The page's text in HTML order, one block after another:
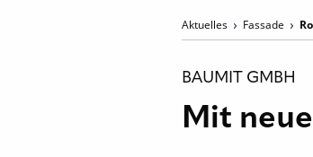
Aktuelles Fassade
BAUMIT GMBH
Mit